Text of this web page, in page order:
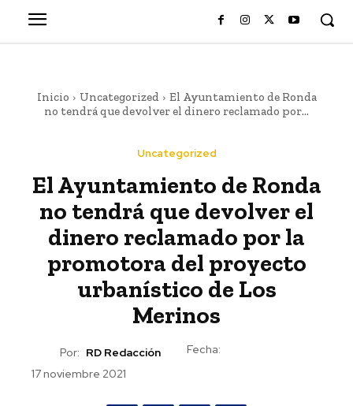
Inicio Uncategorized
El Ayuntamiento de Ronda
no tendrá que devolver el dinero reclamado por...
Uncategorized
El Ayuntamiento de Ronda
no tendrá que devolver el
dinero reclamado por la
promotora del proyecto
urbanístico de Los
Merinos
Por: RD Redacción
Fecha:
17 noviembre 2021